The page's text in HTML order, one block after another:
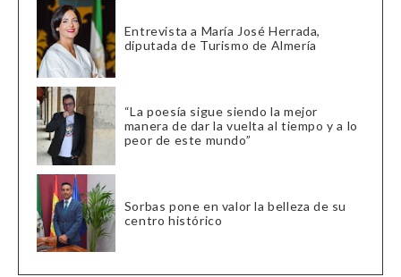
Entrevista a María José Herrada,
diputada de Turismo de Almería
“La poesía sigue siendo la mejor
manera de dar la vuelta al tiempo y a lo
peor de este mundo”
Sorbas pone en valor la belleza de su
centro histórico